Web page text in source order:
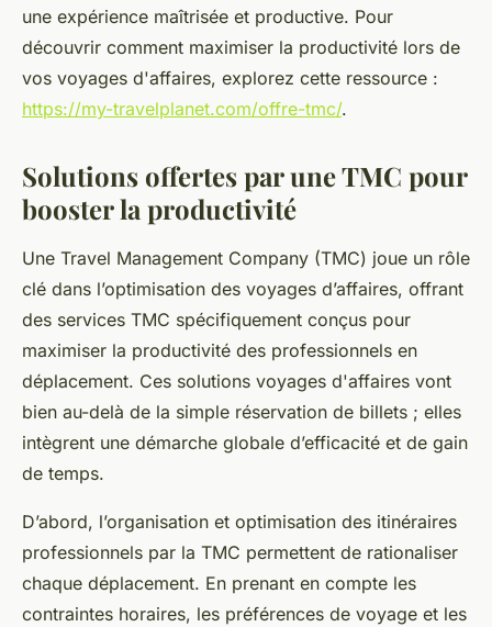
une expérience maîtrisée et productive. Pour
découvrir comment maximiser la productivité lors de
vos voyages d'affaires, explorez cette ressource :
https://my-travelplanet.com/offre-tmc/.
Solutions offertes par une TMC pour
booster la productivité
Une Travel Management Company (TMC) joue un rôle
clé dans l’optimisation des voyages d’affaires, offrant
des services TMC spécifiquement conçus pour
maximiser la productivité des professionnels en
déplacement. Ces solutions voyages d'affaires vont
bien au-delà de la simple réservation de billets ; elles
intègrent une démarche globale d’efficacité et de gain
de temps.
D’abord, l’organisation et optimisation des itinéraires
professionnels par la TMC permettent de rationaliser
chaque déplacement. En prenant en compte les
contraintes horaires, les préférences de voyage et les